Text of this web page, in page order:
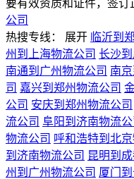
要有效资质和证件，签订
公司
热搜专线： 展开 临沂到
州到上海物流公司 长沙
南通到广州物流公司 南
司 嘉兴到郑州物流公司
公司 安庆到郑州物流公司
流公司 阜阳到济南物流公
物流公司 呼和浩特到北
到济南物流公司 昆明到
州到广州物流公司 厦门